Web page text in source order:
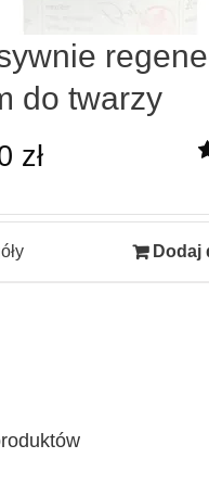
do twarzy
zł
Dodaj